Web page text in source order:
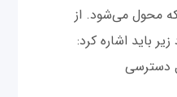
محول می‌شود. از
باید اشاره کرد:
دسترسی